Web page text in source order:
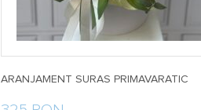
ARANJAMENT SURAS PRIMAVARATIC